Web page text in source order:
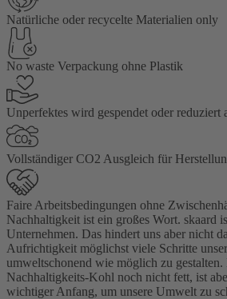
Natürliche oder recycelte Materialien only
No waste Verpackung ohne Plastik
Unperfektes wird gespendet oder reduziert
Vollständiger CO2 Ausgleich für
Faire Arbeitsbedingungen ohne
Nachhaltigkeit ist ein großes Wort. skaard
Unternehmen. Das hindert uns aber nicht
Aufrichtigkeit möglichst viele Schritte
umweltschonend wie möglich zu gestalten.
Nachhaltigkeits-Kohl noch nicht fett, ist
wichtiger Anfang, um unsere Umwelt zu